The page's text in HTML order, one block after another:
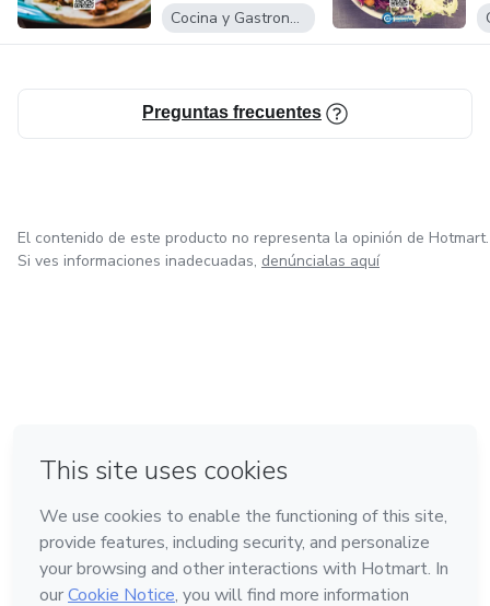
Cocina y Gastronomía
Preguntas frecuentes
El contenido de este producto no representa la opinión de Hotmart.
Si ves informaciones inadecuadas, denúncialas aquí
Hecho con❤ en Ciudad de México
Conoce Hotmart